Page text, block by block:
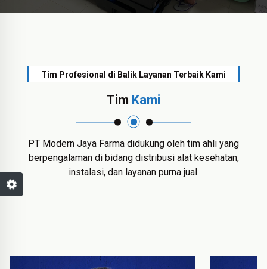
Tim Profesional di Balik Layanan Terbaik Kami
Tim Kami
PT Modern Jaya Farma didukung oleh tim ahli yang
berpengalaman di bidang distribusi alat kesehatan,
instalasi, dan layanan purna jual.